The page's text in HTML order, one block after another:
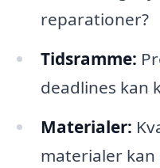
reparationer?
Tidsramme:
deadlines kan
Materialer:
materialer kan